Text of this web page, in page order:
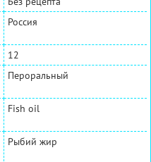
Россия
12
Пероральный
Fish oil
Рыбий жир